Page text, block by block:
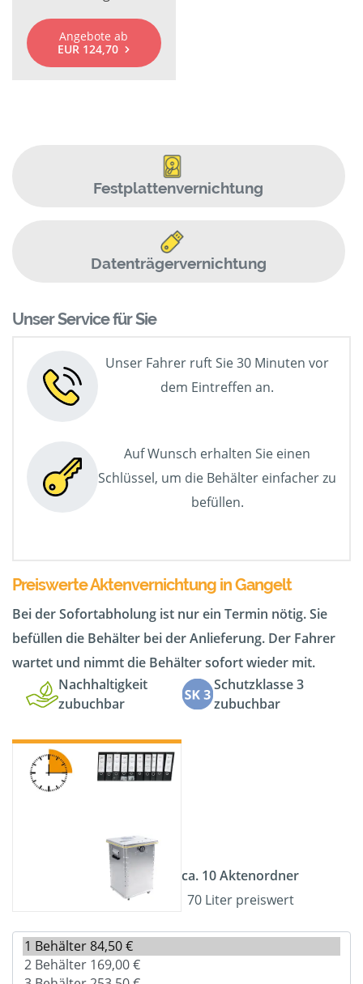
Angebote ab
EUR 124,70
Festplattenvernichtung
Datenträgervernichtung
Unser Service für Sie
Unser Fahrer ruft Sie 30 Minuten vor
dem Eintreffen an.
Auf Wunsch erhalten Sie einen
Schlüssel, um die Behälter einfacher zu
befüllen.
Preiswerte Aktenvernichtung in Gangelt
Bei der Sofortabholung ist nur ein Termin nötig. Sie
befüllen die Behälter bei der Anlieferung. Der Fahrer
wartet und nimmt die Behälter sofort wieder mit.
Nachhaltigkeit
zubuchbar
Schutzklasse 3
zubuchbar
ca. 10 Aktenordner
70 Liter preiswert